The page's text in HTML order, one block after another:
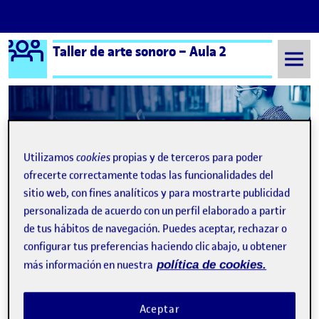
Saltar al contenido
Logo Ágora
Taller de arte sonoro – Aula 2
Entrega de la actividad A1
Publicado por PEC 1. ¿EL SONIDO ES ARTIVISMO, TAMBIÉN?
Publicado por
David Angel Castro Miranda
Visibilidad:
Pública- Fecha de publicación
13 Abr 202520 abril, 2025 4:05 pm
-comentarioen PEC 1. ¿EL SONIDO ES
A continuación os muestro mi diario sonoro de estas últimas
Palacio Real. Aire libre. Madrid 8-06-204.mp3. Baile Maya en el
Utilizamoscookies propias y de terceros para poder
ofrecerte correctamente todas las funcionalidades del
sitio web, con fines analíticos y para mostrarte publicidad
personalizada de acuerdo con un perfil elaborado a partir
de tus hábitos de navegación. Puedes aceptar, rechazar o
configurar tus preferencias haciendo clic abajo, u obtener
más información en nuestra política de cookies.
Aceptar